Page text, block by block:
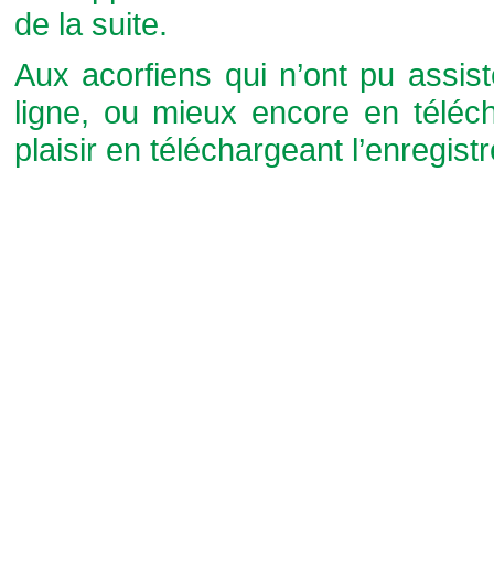
de la suite.
Aux acorfiens qui n’ont pu
ligne, ou mieux encore en
plaisir en téléchargeant